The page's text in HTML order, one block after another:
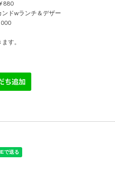
ンドwランチ＆デザー
す。